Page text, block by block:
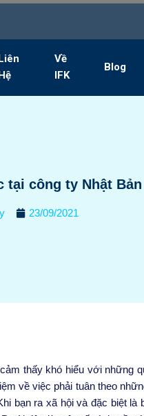
Về
IFK
Blog
tại công ty Nhật Bản
23/09/2021
thấy khó hiểu với những
về việc phải tuân theo
bạn ra xã hội và đặc biệt là